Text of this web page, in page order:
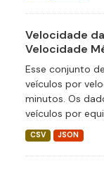
Velocidade
Velocidade
Esse conjunto
veículos por
minutos. Os
veículos por
CSV JSON